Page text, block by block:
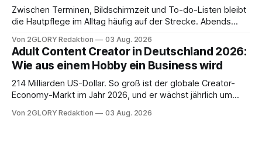
Zwischen Terminen, Bildschirmzeit und To-do-Listen bleibt
die Hautpflege im Alltag häufig auf der Strecke. Abends
Drogerie – mehr ist zeitlich oft nicht drin. Dabei reagiert die
Haut empfindlich auf Stress, Schlafmangel und
Umwelteinflüsse: Sie wirkt müde, spannt oder neigt zu
Unreinheiten. Professionelle
Von 2GLORY Redaktion 03 Aug. 2026
Adult Content Creator in Deutschland 2026:
Wie aus einem Hobby ein Business wird
214 Milliarden US-Dollar. So groß ist der globale Creator-
Economy-Markt im Jahr 2026, und er wächst jährlich um
ist längst ein ernstzunehmender Wirtschaftszweig. Weltweit
Von 2GLORY Redaktion 03 Aug. 2026